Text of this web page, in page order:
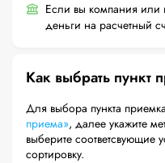
Если вы компания или
деньги на расчетный
Как выбрать пункт
Для выбора пункта
приема», далее укажите
выберите соответсвующие услуги и интересующую Вас
сортировку.